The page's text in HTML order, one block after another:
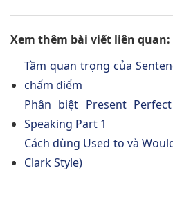
Xem thêm bài viết liên quan:
Tầm quan trọng của
chấm điểm
Phân biệt Present
Speaking Part 1
Cách dùng Used to và
Clark Style)